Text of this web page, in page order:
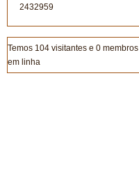
2432959
Temos 104 visitantes e 0 membros
em linha